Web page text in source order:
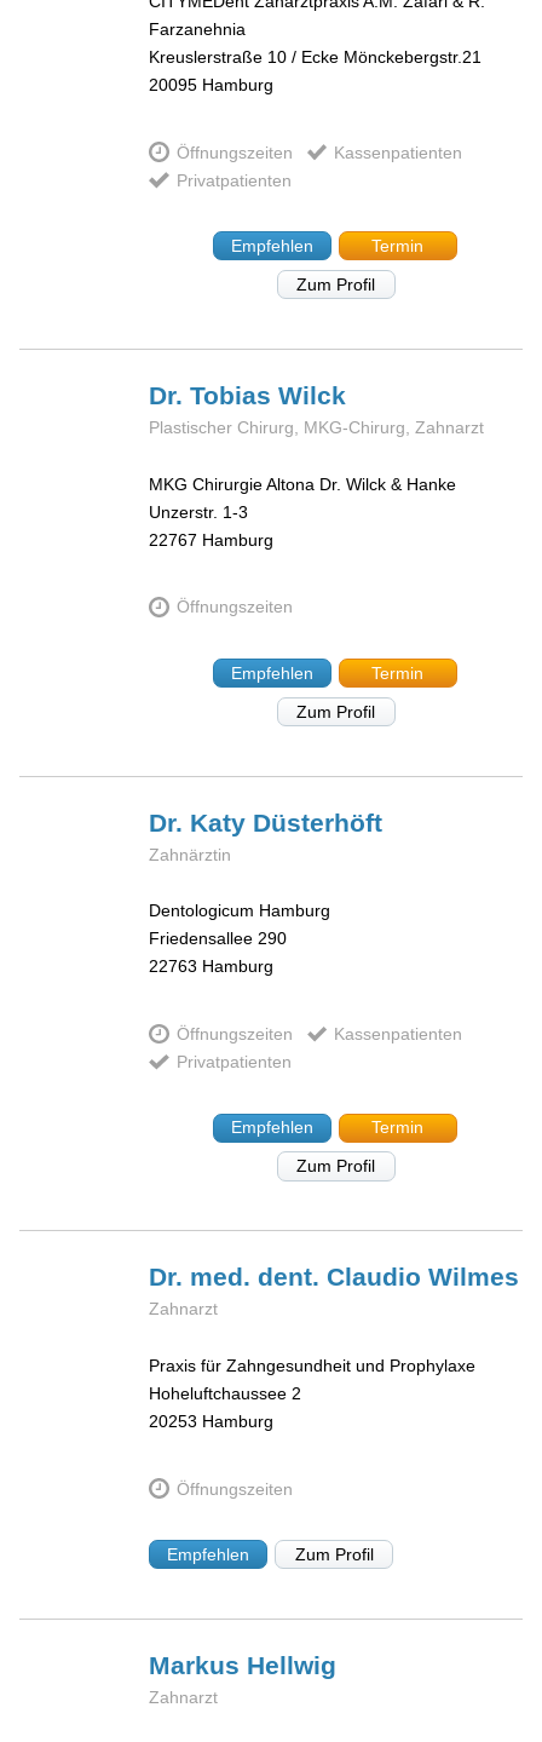
Farzanehnia
Kreuslerstraße 10 / Ecke Mönckebergstr.21
20095 Hamburg
Öffnungszeiten
Kassenpatienten
Privatpatienten
Empfehlen
Termin
Zum Profil
Dr. TobiasWilck
Plastischer Chirurg, MKG-Chirurg, Zahnarzt
MKG Chirurgie Altona Dr. Wilck & Hanke
Unzerstr. 1-3
22767 Hamburg
Öffnungszeiten
Empfehlen
Termin
Zum Profil
Dr. Katy Düsterhöft
Zahnärztin
Dentologicum Hamburg
Friedensallee 290
22763 Hamburg
Öffnungszeiten
Kassenpatienten
Privatpatienten
Empfehlen
Termin
Zum Profil
Dr. med. dent. ClaudioWilmes
Zahnarzt
Praxis für Zahngesundheit und Prophylaxe
Hoheluftchaussee 2
20253 Hamburg
Öffnungszeiten
Empfehlen Zum Profil
Markus Hellwig
Zahnarzt